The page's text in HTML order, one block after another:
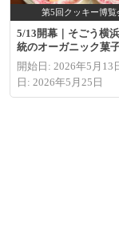
第5回クッキー博覧
5/13開幕｜そごう横
統のオーガニック菓
開始日: 2026年5月13
日: 2026年5月25日